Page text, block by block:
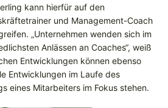
kann hierfür auf den
und Management-Coach
„Unternehmen wenden sich im
Anlässen an Coaches“, weiß
Entwicklungen können ebenso
Entwicklungen im Laufe des
eines Mitarbeiters im Fokus stehen.